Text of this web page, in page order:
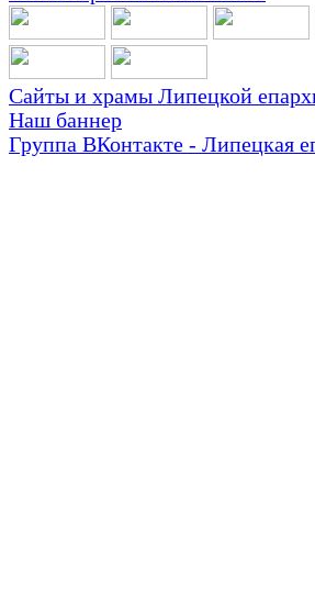
Сайты и храмы Липецкой
Наш баннер
Группа ВКонтакте - Липецкая